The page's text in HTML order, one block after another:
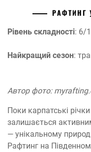
РАФТИНГ
Рівень складності: 6/
Найкращий сезон:
Автор фото:
Поки карпатські
залишається
— унікальному
Рафтинг на